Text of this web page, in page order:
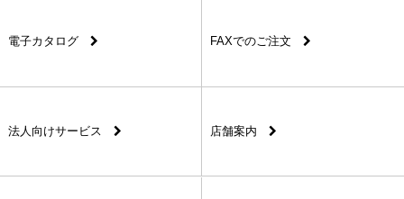
電子カタログ FAXでのご注文
法人向けサービス 店舗案内